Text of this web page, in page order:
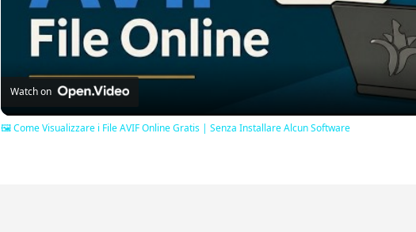
Video
Watch on
🖼️ Come Visualizzare i File AVIF Online Gratis | Senza Installare Alcun Software